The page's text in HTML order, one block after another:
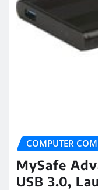
COMPUTER
MySafe
USB 3.0,